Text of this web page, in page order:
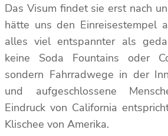
Das Visum findet sie erst nach
hätte uns den Einreisestempel
alles viel entspannter als
keine Soda Fountains oder
sondern Fahrradwege in der
und aufgeschlossene
Eindruck von California
Klischee von Amerika.